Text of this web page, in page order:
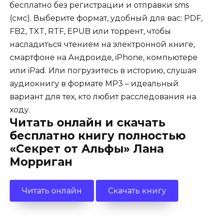
бесплатно без регистрации и отправки sms
(смс). Выберите формат, удобный для вас: PDF,
FB2, TXT, RTF, EPUB или торрент, чтобы
насладиться чтением на электронной книге,
смартфоне на Андроиде, iPhone, компьютере
или iPad. Или погрузитесь в историю, слушая
аудиокнигу в формате MP3 – идеальный
вариант для тех, кто любит расследования на
ходу.
Читать онлайн и скачать
бесплатно книгу полностью
«Секрет от Альфы» Лана
Морриган
Читать онлайн Скачать книгу